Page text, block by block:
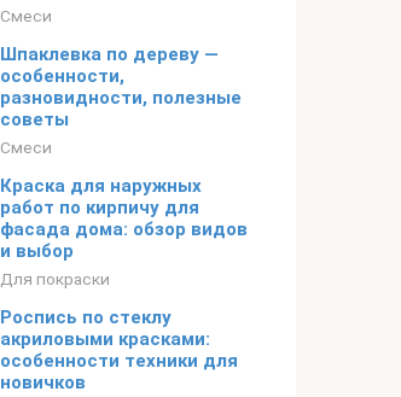
Смеси
Шпаклевка по дереву —
особенности,
разновидности, полезные
советы
Смеси
Краска для наружных
работ по кирпичу для
фасада дома: обзор видов
и выбор
Для покраски
Роспись по стеклу
акриловыми красками:
особенности техники для
новичков